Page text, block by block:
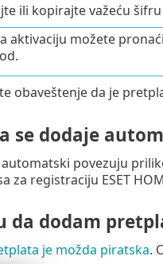
ili kopirajte važeću
aktivaciju možete
obaveštenje da je
se dodaje
povezuju
za registraciju ESET
da dodam
je možda piratska.